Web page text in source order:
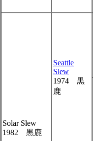
Solar Slew
1982 黒鹿
Seattle
Slew
1974 黒
鹿